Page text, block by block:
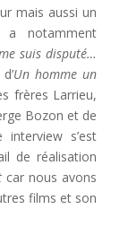
mais aussi un
a notamment
suis disputé…
Un homme un
frères Larrieu,
Bozon et de
s’est
de réalisation
car nous avons
films et son